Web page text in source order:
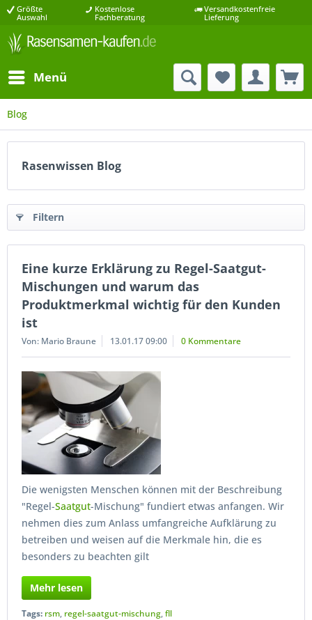
Größte
Auswahl
Kostenlose
Fachberatung
Versandkostenfreie
Lieferung
Menü
Blog
Rasenwissen Blog
Filtern
Eine kurze Erklärung zu Regel-Saatgut-
Mischungen und warum das
Produktmerkmal wichtig für den Kunden
ist
Von: Mario Braune 13.01.17 09:00 0 Kommentare
Die wenigsten Menschen können mit der Beschreibung
"Regel-Saatgut-Mischung" fundiert etwas anfangen. Wir
nehmen dies zum Anlass umfangreiche Aufklärung zu
betreiben und weisen auf die Merkmale hin, die es
besonders zu beachten gilt
Mehr lesen
Tags: rsm, regel-saatgut-mischung,fll